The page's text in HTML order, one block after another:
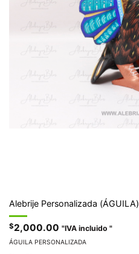
Alebrije Personalizada (ÁGUILA)
$2,000.00 "IVA incluido "
ÁGUILA PERSONALIZADA